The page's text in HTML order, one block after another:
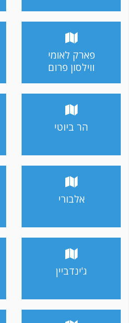
פארק לאומי
ווילסון פרום
הר ביוטי
אלבורי
ג'ינדביין